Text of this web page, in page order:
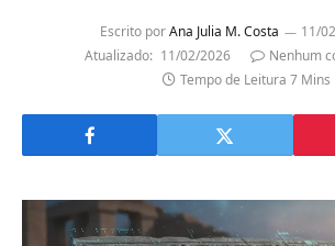
Escrito por Ana Julia M. Costa
11/
Atualizado: 11/02/2026
Nenhum
Tempo de Leitura 7 Mins